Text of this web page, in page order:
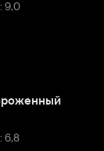
9,0
6,8